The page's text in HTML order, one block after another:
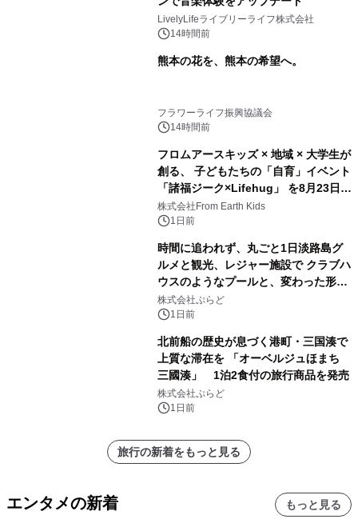
LivelyLifeライブリーライフ株式会社
14時間前
熊本の花を、熊本の希望へ。
フラワーライフ振興協議会
14時間前
フロムアースキッズ × 地域 × 大学生が
創る、 子どもたちの「自育」イベント
「諸福ジーク×Lifehug」 を8月23日
(日)開催
株式会社From Earth Kids
1日前
時間に追われず、丸ごと1日淡路島グ
ルメと観光、レジャー施設で クラブハ
ウスのようなプールと、変わった形の
サウナも 「THE BOXY AWAJI」のお
得な素泊まり連泊プランで
株式会社ぷらど
1日前
北前船の歴史が息づく港町・三国湊で
上質な滞在を 「オーベルジュほまち
三國湊」 1泊2食付の旅行商品を発売
株式会社ぷらど
1日前
旅行の新着をもっと見る
エンタメの新着 もっと見る